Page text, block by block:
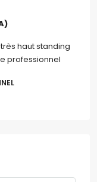
haut standing
professionnel